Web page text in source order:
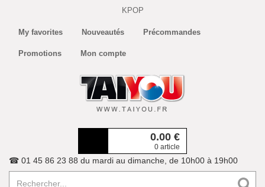
KPOP
My favorites Nouveautés Précommandes
Promotions Mon compte
0.00 €
0 article
☎ 01 45 86 23 88 du mardi au dimanche, de 10h00 à 19h00